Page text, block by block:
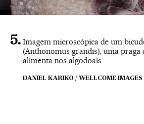
Imagem microscópica de um
(Anthonomus grandis), uma praga
alimenta nos algodoais.
DANIEL KARIKO / WELLCOME IMAGES